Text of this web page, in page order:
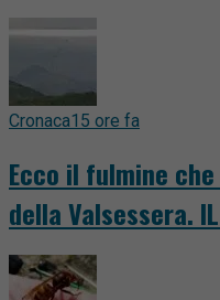
Cronaca15 ore fa
Ecco il fulmine
della Valsessera. IL